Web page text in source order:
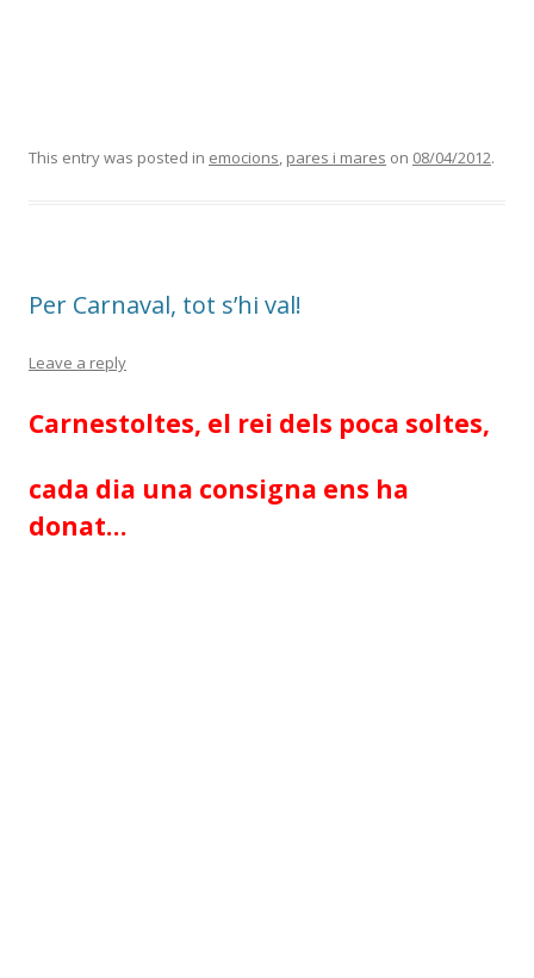
This entry was posted in emocions, pares i mares on 08/04/2012.
Per Carnaval, tot s’hi val!
Leave a reply
Carnestoltes, el rei dels poca soltes,
cada dia una consigna ens ha
donat…